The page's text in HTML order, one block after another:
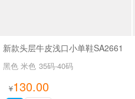
新款头层牛皮浅口小单鞋SA2661
黑色 米色 35码-40码
¥130.00